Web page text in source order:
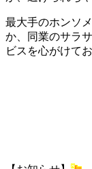
最大手のホンソ
か、同業のサラ
ビスを心がけて